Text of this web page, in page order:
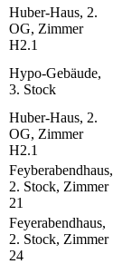
Huber-Haus, 2.
OG, Zimmer
H2.1
Hypo-Gebäude,
3. Stock
Huber-Haus, 2.
OG, Zimmer
H2.1
Feyberabendhaus,
2. Stock, Zimmer
21
Feyerabendhaus,
2. Stock, Zimmer
24